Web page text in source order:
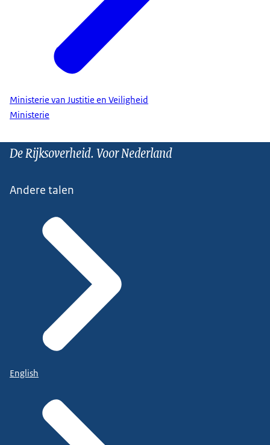
Ministerie van Justitie en Veiligheid
Ministerie
De Rijksoverheid. Voor Nederland
Andere talen
English